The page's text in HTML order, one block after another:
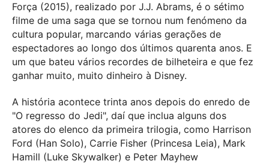
Força (2015), realizado por J.J. Abrams, é o sétimo
filme de uma saga que se tornou num fenómeno da
cultura popular, marcando várias gerações de
espectadores ao longo dos últimos quarenta anos. E
um que bateu vários recordes de bilheteira e que fez
ganhar muito, muito dinheiro à Disney.
A história acontece trinta anos depois do enredo de
"O regresso do Jedi", daí que inclua alguns dos
atores do elenco da primeira trilogia, como Harrison
Ford (Han Solo), Carrie Fisher (Princesa Leia), Mark
Hamill (Luke Skywalker) e Peter Mayhew